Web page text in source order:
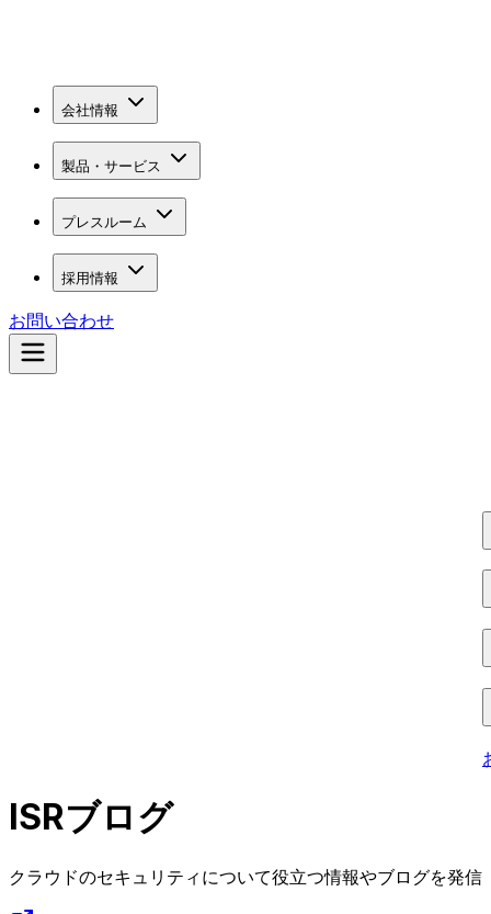
会社情報
製品・サービス
プレスルーム
採用情報
お問い合わせ
ISRブログ
クラウドのセキュリティについて役立つ情報やブログを発信